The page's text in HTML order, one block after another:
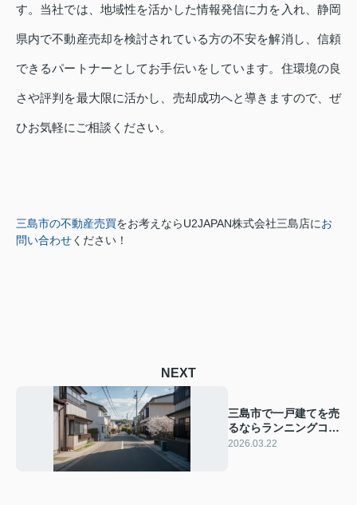
す。当社では、地域性を活かした情報発信に力を入れ、静岡
県内で不動産売却を検討されている方の不安を解消し、信頼
できるパートナーとしてお手伝いをしています。住環境の良
さや評判を最大限に活かし、売却成功へと導きますので、ぜ
ひお気軽にご相談ください。
三島市の不動産売買をお考えならU2JAPAN株式会社三島店にお
問い合わせください！
NEXT
三島市で一戸建てを売
るならランニングコス
トは？維持費の内訳や
2026.03.22